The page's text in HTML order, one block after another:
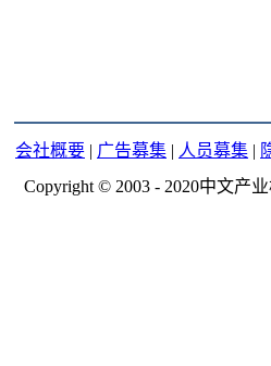
会社概要 | 广告募集 | 人员募集 |
Copyright © 2003 - 2020中文产